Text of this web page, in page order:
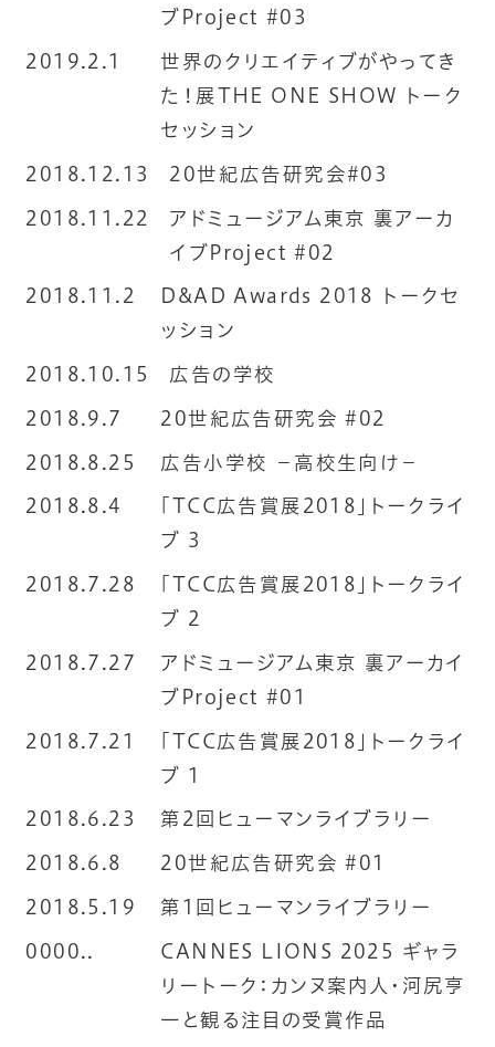
ブProject #03
2019.2.1
世界のクリエイティブがやってき
た！展THE ONE SHOW トーク
セッション
2018.12.13
20世紀広告研究会#03
2018.11.22
アドミュージアム東京 裏アーカ
イブProject #02
2018.11.2
D&AD Awards 2018 トークセ
ッション
2018.10.15
広告の学校
2018.9.7
20世紀広告研究会 #02
2018.8.25
広告小学校 −高校生向け−
2018.8.4
「TCC広告賞展2018」トークライ
ブ 3
2018.7.28
「TCC広告賞展2018」トークライ
ブ 2
2018.7.27
アドミュージアム東京 裏アーカイ
ブProject #01
2018.7.21
「TCC広告賞展2018」トークライ
ブ 1
2018.6.23
第2回ヒューマンライブラリー
2018.6.8
20世紀広告研究会 #01
2018.5.19
第1回ヒューマンライブラリー
0000..
CANNES LIONS 2025 ギャラ
リートーク：カンヌ案内人・河尻亨
一と観る注目の受賞作品